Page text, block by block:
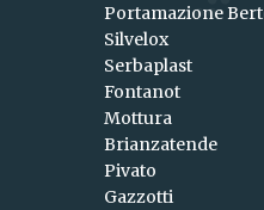
Portamazione
Silvelox
Serbaplast
Fontanot
Mottura
Brianzatende
Pivato
Gazzotti